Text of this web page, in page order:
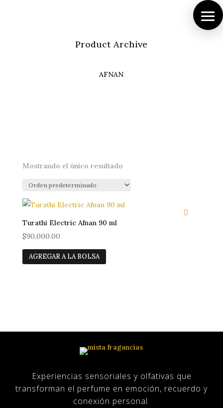
Tienda
sobre nosotros
Product Archive
AFNAN
Mostrando el único resultado
Turathi Electric Afnan 90 ml
$90,000.00
AGREGAR A LA BOLSA
Experiencias sensoriales y olfativas que
transforman el perfume en emoción, recuerdo y
conexión personal.